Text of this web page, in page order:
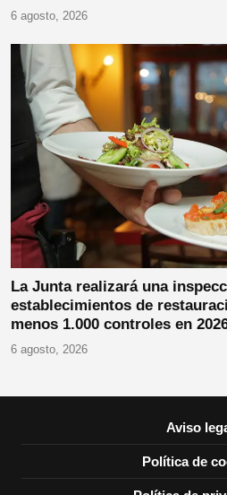
6 agosto, 2026
La Junta realizará una
establecimientos de
menos 1.000 controles en
6 agosto, 2026
Aviso
Política de